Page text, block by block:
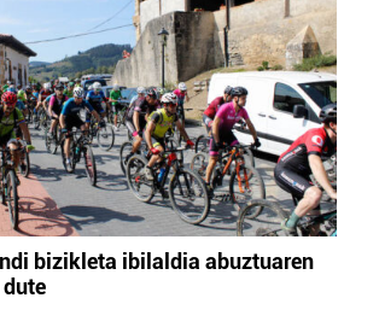
bizikleta ibilaldia abuztuaren